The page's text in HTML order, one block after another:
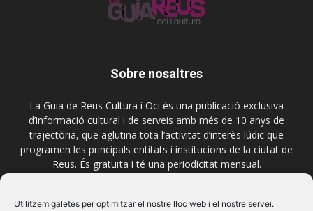
Utilitzem galetes per optimitzar el nostre lloc web i el nostre servei.
Sobre nosaltres
La Guia de Reus Cultura i Oci és una publicació exclusiva
d’informació cultural i de serveis amb més de 10 anys de
trajectòria, que aglutina tota l’activitat d’interès lúdic que
programen les principals entitats i institucions de la ciutat de
Reus. És gratuïta i té una periodicitat mensual.